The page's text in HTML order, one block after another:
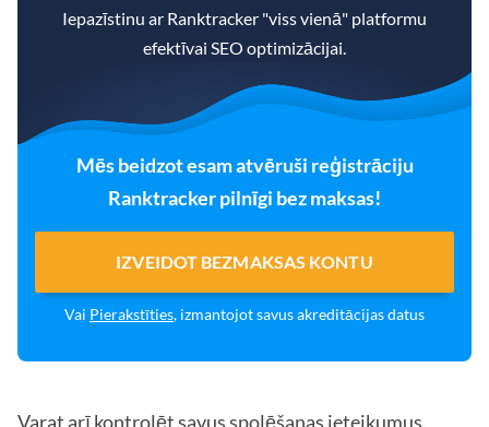
Iepazīstinu ar Ranktracker "viss vienā" platformu
efektīvai SEO optimizācijai.
Mēs beidzot esam atvēruši reģistrāciju
Ranktracker pilnīgi bez maksas!
IZVEIDOT BEZMAKSAS KONTU
Vai Pierakstīties, izmantojot savus akreditācijas datus
Varat arī kontrolēt savus spolēšanas ieteikumus,